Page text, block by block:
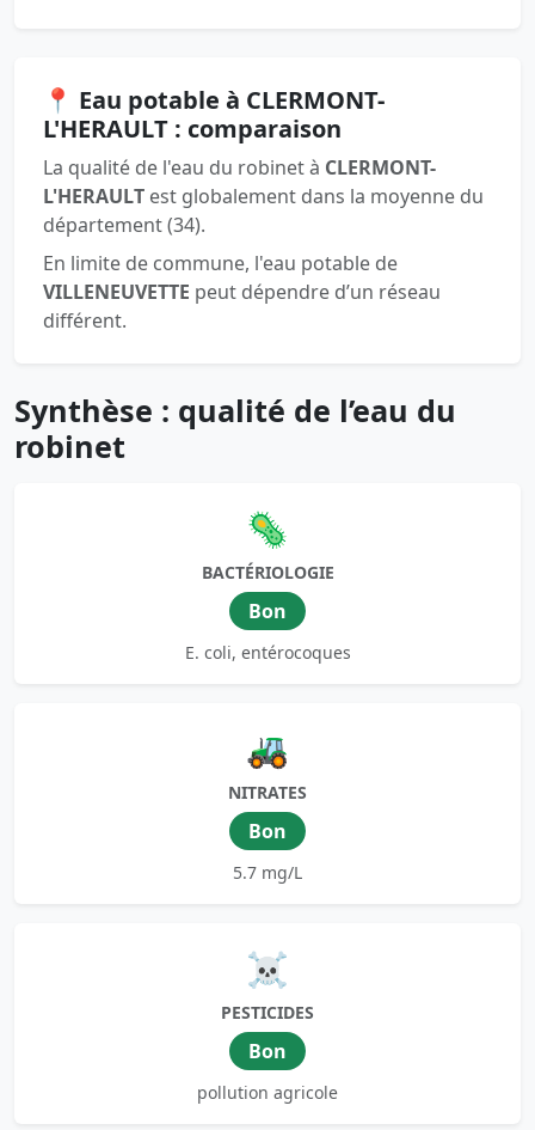
📍 Eau potable à CLERMONT-
L'HERAULT : comparaison
La qualité de l'eau du robinet à CLERMONT-
L'HERAULT est globalement dans la moyenne du
département (34).
En limite de commune, l'eau potable de
VILLENEUVETTE peut dépendre d’un réseau
différent.
Synthèse : qualité de l’eau du
robinet
🦠
BACTÉRIOLOGIE
Bon
E. coli, entérocoques
🚜
NITRATES
Bon
5.7 mg/L
☠️
PESTICIDES
Bon
pollution agricole